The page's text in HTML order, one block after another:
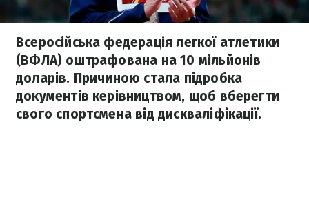
Всеросійська федерація легкої атлетики
(ВФЛА) оштрафована на 10 мільйонів
доларів. Причиною стала підробка
документів керівництвом, щоб вберегти
свого спортсмена від дискваліфікації.